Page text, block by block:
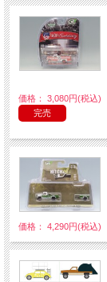
価格： 3,080円(税込)
完売
価格： 4,290円(税込)